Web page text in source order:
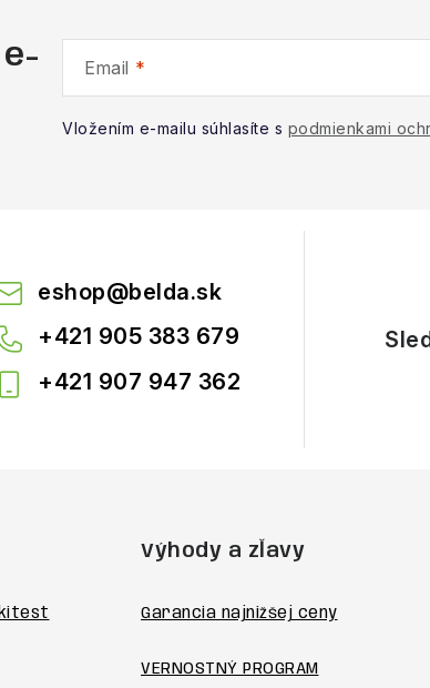
Email
Vložením e-mailu súhlasíte s podmienkami
eshop@belda.sk
+421 905 383 679
+421 907 947 362
Výhody a zľavy
Garancia najnižšej ceny
VERNOSTNÝ PROGRAM